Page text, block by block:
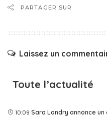
PARTAGER SUR
Laissez un
Toute l’actualité
10:09 Sara Landry annonce un